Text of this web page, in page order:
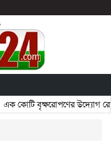
এক কোটি বৃক্ষরোপণের উদ্যোগ